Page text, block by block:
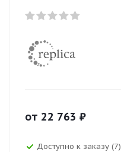
от 22 763 ₽
Доступно к заказу (7)